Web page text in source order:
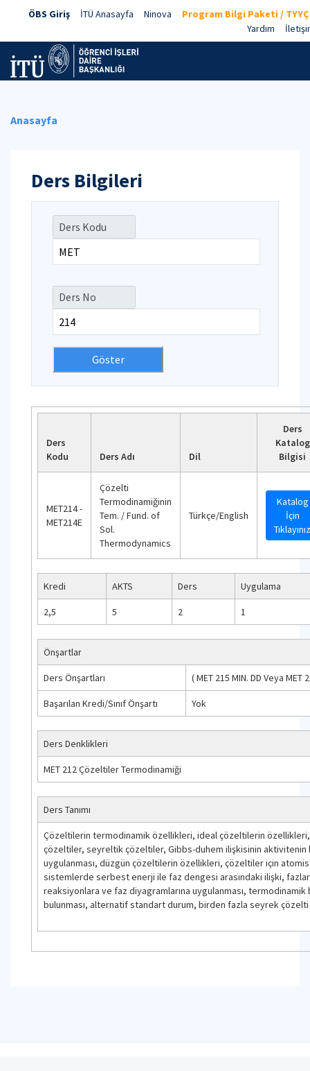
ÖBS Giriş İTÜ Anasayfa Ninova
Program Bilgi Paketi / TYYÇ
Yardım
Anasayfa
Ders Bilgileri
Ders Kodu
Ders No
Ders
Kodu
Ders Adı Dil
Ders
Katalog
Bilgisi
MET214 -
MET214E
Çözelti
Termodinamiğinin
Tem. / Fund. of
Sol.
Thermodynamics
Türkçe/English
Katalog
İçin
Tıklayınız
Kredi AKTS Ders Uygulama
2,5 5 2 1
Önşartlar
Ders Önşartları (MET 215 MIN. DD Veya MET
Başarılan Kredi/Sınıf Önşartı Yok
Ders Denklikleri
MET 212 Çözeltiler Termodinamiği
Ders Tanımı
Çözeltilerin termodinamik özellikleri, ideal çözeltilerin
çözeltiler, seyreltik çözeltiler, Gibbs-duhem ilişkisinin aktivitenin
uygulanması, düzgün çözeltilerin özellikleri, çözeltiler için
sistemlerde serbest enerji ile faz dengesi arasındaki ilişki, fazlar
reaksiyonlara ve faz diyagramlarına uygulanması, termodinamik
bulunması, alternatif standart durum, birden fazla seyrek